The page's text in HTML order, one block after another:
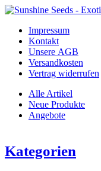
Impressum
Kontakt
Unsere AGB
Versandkosten
Vertrag widerrufen
Alle Artikel
Neue Produkte
Angebote
Kategorien